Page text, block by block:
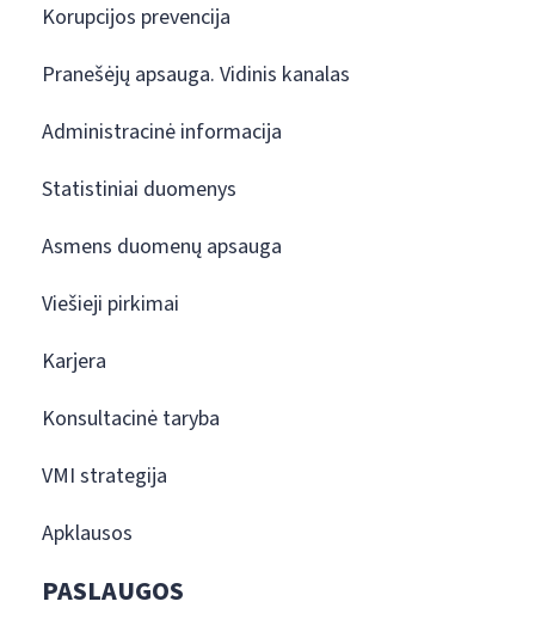
Korupcijos prevencija
Pranešėjų apsauga. Vidinis kanalas
Administracinė informacija
Statistiniai duomenys
Asmens duomenų apsauga
Viešieji pirkimai
Karjera
Konsultacinė taryba
VMI strategija
Apklausos
PASLAUGOS